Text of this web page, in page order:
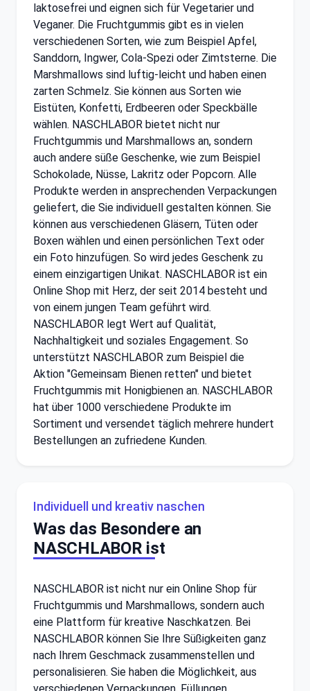
laktosefrei und eignen sich für Vegetarier und
Veganer. Die Fruchtgummis gibt es in vielen
verschiedenen Sorten, wie zum Beispiel Apfel,
Sanddorn, Ingwer, Cola-Spezi oder Zimtsterne. Die
Marshmallows sind luftig-leicht und haben einen
zarten Schmelz. Sie können aus Sorten wie
Eistüten, Konfetti, Erdbeeren oder Speckbälle
wählen. NASCHLABOR bietet nicht nur
Fruchtgummis und Marshmallows an, sondern
auch andere süße Geschenke, wie zum Beispiel
Schokolade, Nüsse, Lakritz oder Popcorn. Alle
Produkte werden in ansprechenden Verpackungen
geliefert, die Sie individuell gestalten können. Sie
können aus verschiedenen Gläsern, Tüten oder
Boxen wählen und einen persönlichen Text oder
ein Foto hinzufügen. So wird jedes Geschenk zu
einem einzigartigen Unikat. NASCHLABOR ist ein
Online Shop mit Herz, der seit 2014 besteht und
von einem jungen Team geführt wird.
NASCHLABOR legt Wert auf Qualität,
Nachhaltigkeit und soziales Engagement. So
unterstützt NASCHLABOR zum Beispiel die
Aktion "Gemeinsam Bienen retten" und bietet
Fruchtgummis mit Honigbienen an. NASCHLABOR
hat über 1000 verschiedene Produkte im
Sortiment und versendet täglich mehrere hundert
Bestellungen an zufriedene Kunden.
Individuell und kreativ naschen
Was das Besondere an
NASCHLABOR ist
NASCHLABOR ist nicht nur ein Online Shop für
Fruchtgummis und Marshmallows, sondern auch
eine Plattform für kreative Naschkatzen. Bei
NASCHLABOR können Sie Ihre Süßigkeiten ganz
nach Ihrem Geschmack zusammenstellen und
personalisieren. Sie haben die Möglichkeit, aus